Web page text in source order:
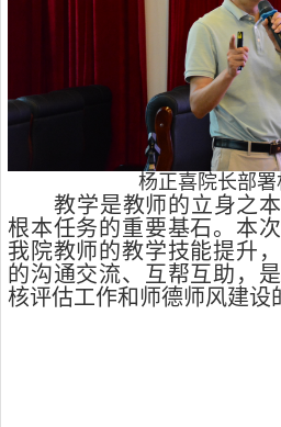
杨正喜院长部
教学是教师的立身之
根本任务的重要基石。本
我院教师的教学技能提升
的沟通交流、互帮互助，
核评估工作和师德师风建设